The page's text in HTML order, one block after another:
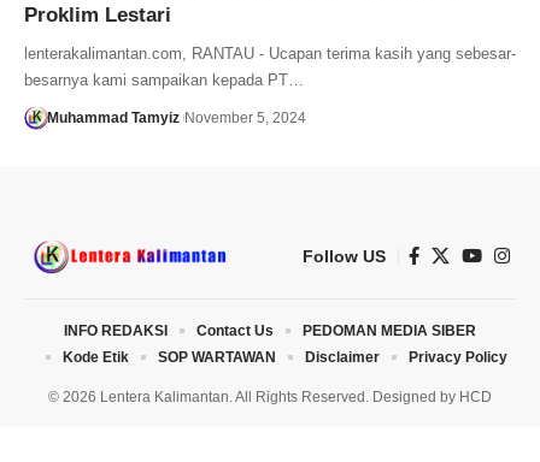
Proklim Lestari
lenterakalimantan.com, RANTAU - Ucapan terima kasih yang sebesar-
besarnya kami sampaikan kepada PT…
Muhammad Tamyiz November 5, 2024
Follow US
© 2026 Lentera Kalimantan. All Rights Reserved. Designed by HCD
INFO REDAKSI Contact Us
PEDOMAN MEDIA SIBER
Kode Etik
SOP WARTAWAN Disclaimer Privacy Policy